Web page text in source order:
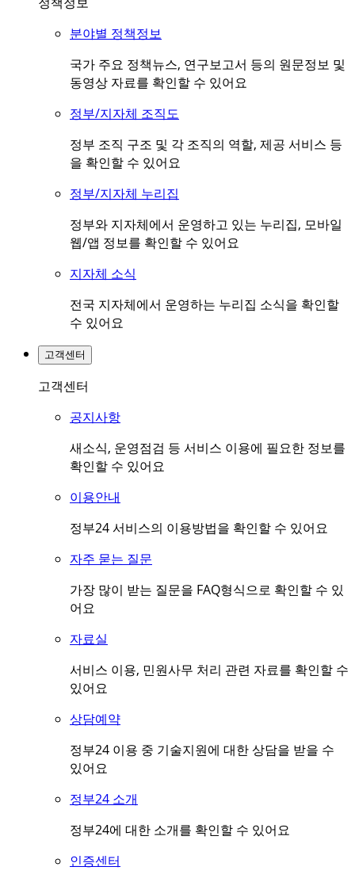
분야별 정책정보
국가 주요 정책뉴스, 연구보고서 등의 원문정보 및
동영상 자료를 확인할 수 있어요
정부/지자체 조직도
정부 조직 구조 및 각 조직의 역할, 제공 서비스 등
을 확인할 수 있어요
정부/지자체 누리집
정부와 지자체에서 운영하고 있는 누리집, 모바일
웹/앱 정보를 확인할 수 있어요
지자체 소식
전국 지자체에서 운영하는 누리집 소식을 확인할
수 있어요
고객센터
고객센터
공지사항
새소식, 운영점검 등 서비스 이용에 필요한 정보를
확인할 수 있어요
이용안내
정부24 서비스의 이용방법을 확인할 수 있어요
자주 묻는 질문
가장 많이 받는 질문을 FAQ형식으로 확인할 수 있
어요
자료실
서비스 이용, 민원사무 처리 관련 자료를 확인할 수
있어요
상담예약
정부24 이용 중 기술지원에 대한 상담을 받을 수
있어요
정부24 소개
정부24에 대한 소개를 확인할 수 있어요
인증센터